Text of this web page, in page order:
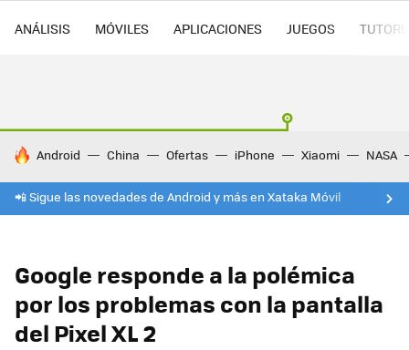
ANÁLISIS MÓVILES APLICACIONES JUEGOS
HOY SE HABLA DE
Android China Ofertas iPhone Xiaomi NASA
📲 Sigue las novedades de Android y más en Xataka Móvil
Google responde a la polémica
por los problemas con la pantalla
del Pixel XL 2